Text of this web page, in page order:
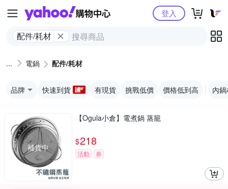
Yahoo購物中心
配件/耗材
登入
電鍋 配件/耗材
品牌 快速到貨 有現貨 挑戰低價 價格低到高 內
補貨中
【Ogula小倉】電煮鍋 蒸籠
$218
活動 券